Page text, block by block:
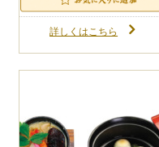
詳しくはこちら